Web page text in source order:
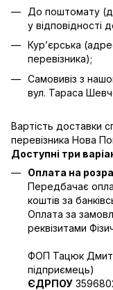
До поштомату
у відповідності
Кур’єрська
перевізника);
Самовивіз з
вул. Тараса
Вартість доставки
перевізника Нова
Доступні три
Оплата на
Передбачає
коштів за
Оплата за
реквізитами
ФОП Тацюк
пiдприємець)
ЄДРПОУ